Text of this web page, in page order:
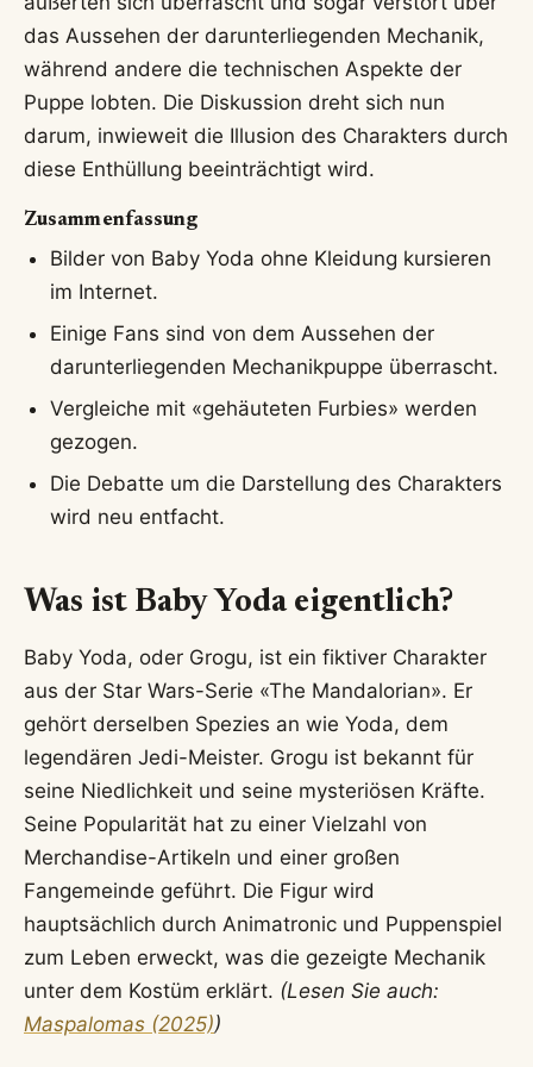
das Aussehen der darunterliegenden Mechanik,
während andere die technischen Aspekte der
Puppe lobten. Die Diskussion dreht sich nun
darum, inwieweit die Illusion des Charakters durch
diese Enthüllung beeinträchtigt wird.
Zusammenfassung
Bilder von Baby Yoda ohne Kleidung kursieren
im Internet.
Einige Fans sind von dem Aussehen der
darunterliegenden Mechanikpuppe überrascht.
Vergleiche mit «gehäuteten Furbies» werden
gezogen.
Die Debatte um die Darstellung des Charakters
wird neu entfacht.
Was ist Baby Yoda eigentlich?
Baby Yoda, oder Grogu, ist ein fiktiver Charakter
aus der Star Wars-Serie «The Mandalorian». Er
gehört derselben Spezies an wie Yoda, dem
legendären Jedi-Meister. Grogu ist bekannt für
seine Niedlichkeit und seine mysteriösen Kräfte.
Seine Popularität hat zu einer Vielzahl von
Merchandise-Artikeln und einer großen
Fangemeinde geführt. Die Figur wird
hauptsächlich durch Animatronic und Puppenspiel
zum Leben erweckt, was die gezeigte Mechanik
unter dem Kostüm erklärt. (Lesen Sie auch:
Maspalomas (2025))